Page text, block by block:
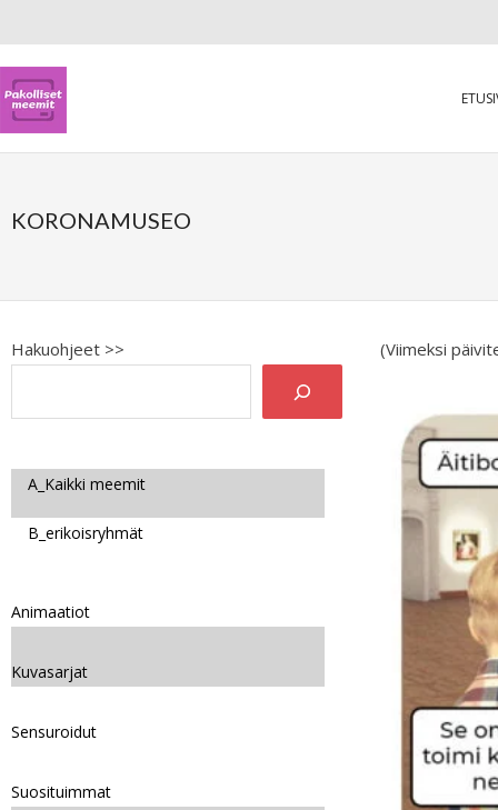
KORONAMUSEO
(Viimeksi
Hakuohjeet >>
A_Kaikki meemit
B_erikoisryhmät
Animaatiot
Kuvasarjat
Sensuroidut
Suosituimmat